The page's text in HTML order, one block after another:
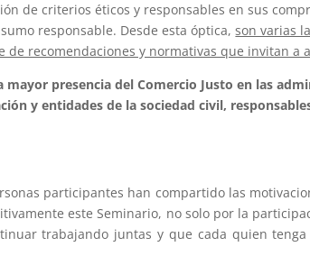
de criterios éticos y responsables en sus
responsable. Desde esta óptica,son varias
recomendaciones y normativas que invitan a
presencia del Comercio Justo en las
y entidades de la sociedad civil,
participantes han compartido las
este Seminario, no solo por la
trabajando juntas y que cada quien